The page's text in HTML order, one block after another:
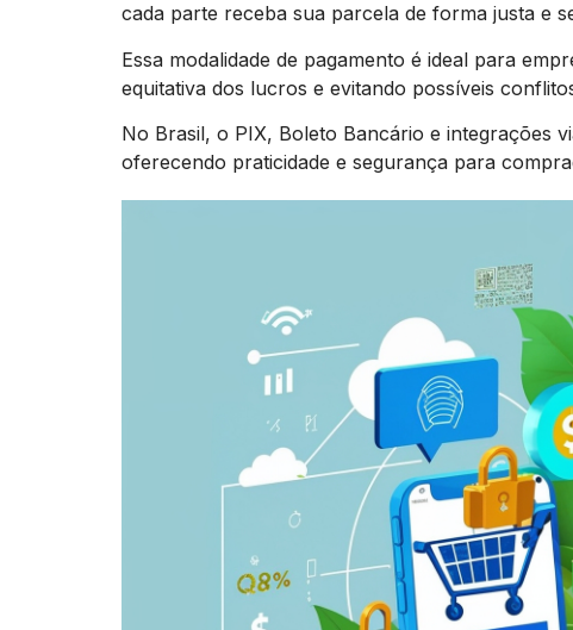
cada parte receba sua parcela de forma justa e
Essa modalidade de pagamento é ideal para
equitativa dos lucros e evitando possíveis
No Brasil, o PIX, Boleto Bancário e integrações
oferecendo praticidade e segurança para